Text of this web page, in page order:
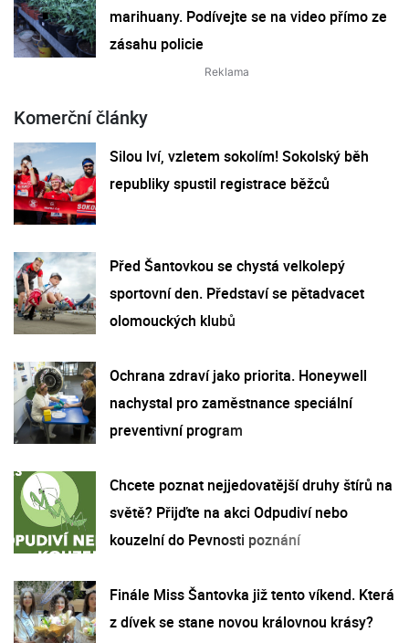
marihuany. Podívejte se na video přímo ze
zásahu policie
Komerční články
Silou lví, vzletem sokolím! Sokolský běh
republiky spustil registrace běžců
Před Šantovkou se chystá velkolepý
sportovní den. Představí se pětadvacet
olomouckých klubů
Ochrana zdraví jako priorita. Honeywell
nachystal pro zaměstnance speciální
preventivní program
Chcete poznat nejjedovatější druhy štírů na
světě? Přijďte na akci Odpudiví nebo
kouzelní do Pevnosti poznání
Finále Miss Šantovka již tento víkend. Která
z dívek se stane novou královnou krásy?